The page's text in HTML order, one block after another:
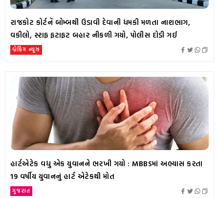
રાજકોટ કોર્ટનેં બોમ્બથી ઉડાવી દેવાની ધમકી મળતા નાશભાગ,
વકીલો, સ્ટાફ ફટાફટ બહાર નીકળી ગયો, પોલીસ દોડી ગઈ
બ્રેકિંગ ન્યૂઝ
હાર્ટએટેક વધુ એક યુવાનને ભરખી ગયો : MBBSમાં અભ્યાસ કરતા
19 વર્ષીય યુવાનનું હાર્ટ એટેકથી મોત
ગુજરાત